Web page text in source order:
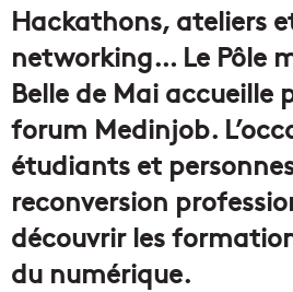
Hackathons, ateliers
networking… Le Pôle
Belle de Mai accueille
forum Medinjob.
étudiants et
reconversion
découvrir les
du numérique.